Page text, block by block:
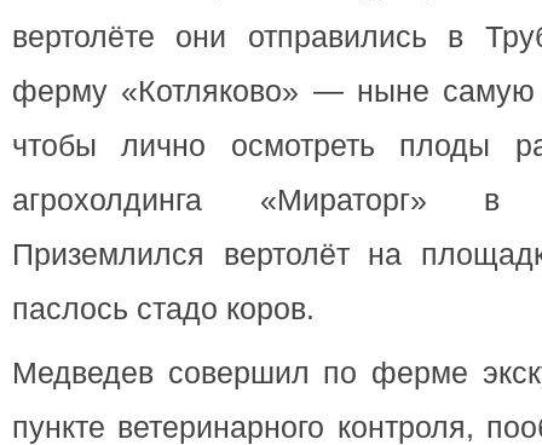
вертолёте они отправились в
ферму «Котляково» — ныне самую
чтобы лично осмотреть плоды
агрохолдинга «Мираторг»
Приземлился вертолёт на
паслось стадо коров.
Медведев совершил по ферме
пункте ветеринарного контроля,